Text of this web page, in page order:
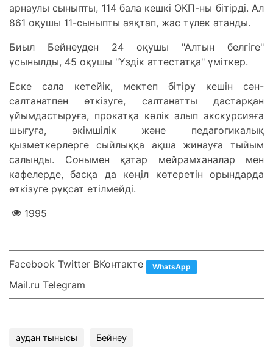
арнаулы сыныпты, 114 бала кешкі ОКП-ны бітірді. Ал
861 оқушы 11-сыныпты аяқтап, жас түлек атанды.
Биыл Бейнеуден 24 оқушы "Алтын белгіге"
ұсынылды, 45 оқушы "Үздік аттестатқа" үміткер.
Еске сала кетейік, мектеп бітіру кешін сән-
салтанатпен өткізуге, салтанатты дастарқан
ұйымдастыруға, прокатқа көлік алып экскурсияға
шығуға, әкімшілік және педагогикалық
қызметкерлерге сыйлыққа ақша жинауға тыйым
салынды. Сонымен қатар мейрамханалар мен
кафелерде, басқа да көңіл көтеретін орындарда
өткізуге рұқсат етілмейді.
1995
Facebook Twitter ВКонтакте WhatsApp
Mail.ru Telegram
аудан тынысы Бейнеу